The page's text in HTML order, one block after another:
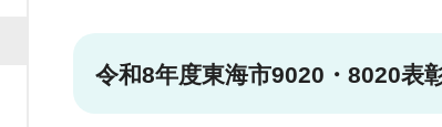
令和8年度東海市9020・8020表